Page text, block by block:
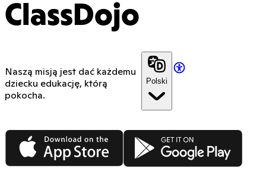
ClassDojo
Naszą misją jest dać każdemu
dziecku edukację, którą
pokocha.
Polski
App Store Google Play